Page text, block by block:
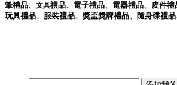
筆禮品、 文具禮品、 電子禮品、 電器禮品、 皮件禮
玩具禮品、 服裝禮品、 獎盃獎牌禮品、 隨身碟禮品